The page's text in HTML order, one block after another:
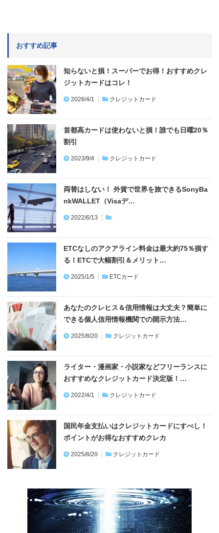
おすすめ記事
知らないと損！スーパーでお得！おすすめクレ
ジットカードはコレ！
2026/4/1 クレジットカード
首都高カードは使わないと損！誰でも日曜20％
割引
2023/9/4 クレジットカード
両替はしない！ 外貨で世界を旅できるSonyBa
nkWALLET（Visaデ…
2022/6/13
ETCなしのアクアライン料金は最大約75％損す
る！ETCで大幅割引＆メリット…
2025/1/5 ETCカード
あなたのクレヒス＆信用情報は大丈夫？簡単に
できる個人信用情報機関での開示方法…
2025/8/20 クレジットカード
ライター・漫画家・小説家などフリーランスに
おすすめなクレジットカード決定版！…
2022/4/1 クレジットカード
国民年金支払いはクレジットカードにすべし！
ポイントがお得なおすすめクレカ
2025/8/20 クレジットカード